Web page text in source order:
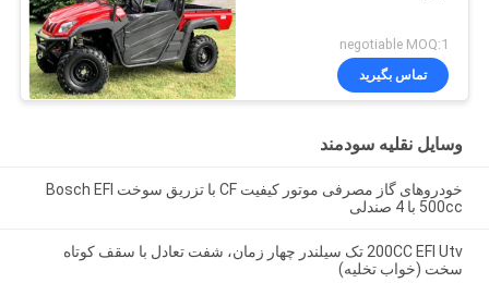
negotiable MOQ:1
تماس بگیرید
وسایل نقلیه سودمند
خودروهای گاز مصرفی موتور کیفیت CF با تزریق سوخت Bosch EFI
500cc با 4 صندلی
200CC EFI Utv تک سیلندر چهار زمان، شفت تعادل با سقف کوتاه
سخت (خواب تخلیه)